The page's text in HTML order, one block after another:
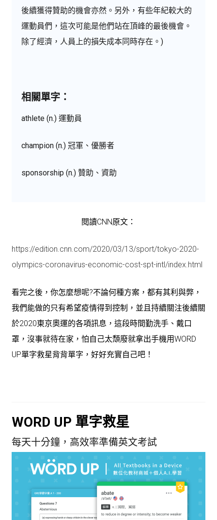
後續獲得贊助的機會亦然。另外，有些年紀較大的
運動員們，這次可能是他們站在頂峰的最後機會。
除了經濟，人員上的損失成本同時存在。)
相關單字：
athlete (n.) 運動員
champion (n.) 冠軍、優勝者
sponsorship (n.) 贊助、資助
閱讀CNN原文：
https://edition.cnn.com/2020/03/13/sport/tokyo-2020-
olympics-coronavirus-economic-cost-spt-intl/index.html
看完之後，你怎麼想呢?不論何種方案，都有其利與弊，
我們能做的只有希望疫情得到控制，並且持續關注後續關
於2020東京奧運的各項訊息，這段時間勤洗手、戴口
罩，沒事就待在家，怕自己太頹廢就拿出手機用WORD
UP單字救星背背單字，好好充實自己吧！
WORD UP 單字救星
每天十分鐘，高效率準備英文考試